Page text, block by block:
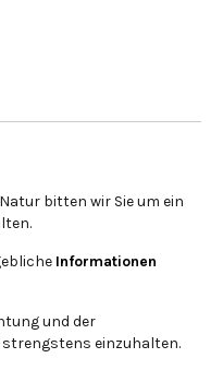
bitten wir Sie um ein
Informationen
und der
strengstens einzuhalten.